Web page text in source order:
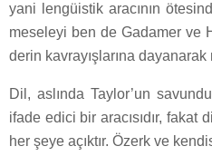
yani lengüistik aracının
meseleyi ben de Gadamer ve
derin kavrayışlarına dayanarak
Dil, aslında Taylor’un
ifade edici bir aracısıdır, fakat
her şeye açıktır. Özerk ve